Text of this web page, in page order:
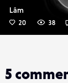
Lâm
20 38
5